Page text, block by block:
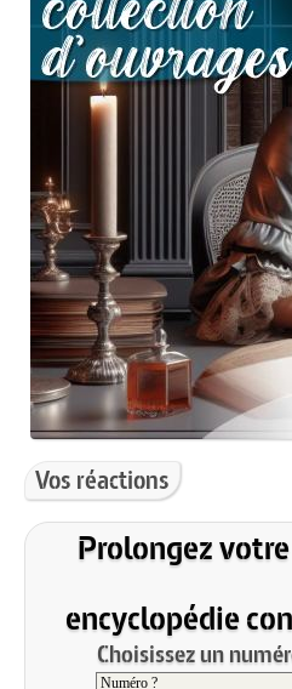
Vos réactions
Prolongez
encyclopédie
Choisissez un